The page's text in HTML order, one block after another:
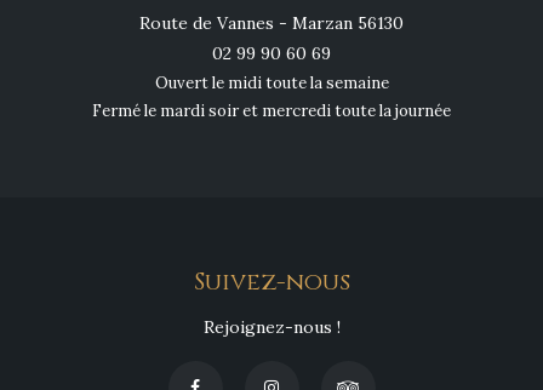
Route de Vannes - Marzan 56130
02 99 90 60 69
Ouvert le midi toute la semaine
Fermé le mardi soir et mercredi toute la journée
Suivez-nous
Rejoignez-nous !